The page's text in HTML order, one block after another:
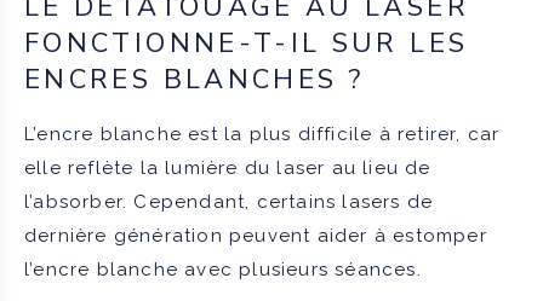
FONCTIONNE-T-IL SUR LES
ENCRES BLANCHES ?
L’encre blanche est la plus difficile à retirer, car
elle reflète la lumière du laser au lieu de
l’absorber. Cependant, certains lasers de
dernière génération peuvent aider à estomper
l’encre blanche avec plusieurs séances.